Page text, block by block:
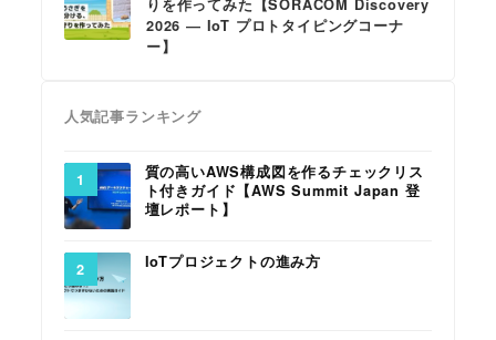
りを作ってみた【SORACOM Discovery
2026 ― IoT プロトタイピングコーナ
ー】
人気記事ランキング
質の高いAWS構成図を作るチェックリス
ト付きガイド【AWS Summit Japan 登
壇レポート】
IoTプロジェクトの進み方